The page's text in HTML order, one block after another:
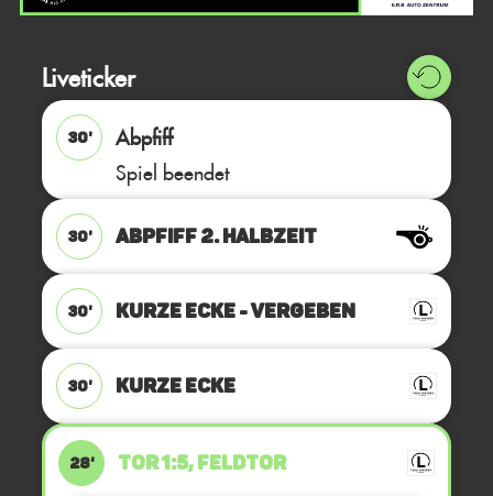
Liveticker
30'
Abpfiff
Spiel beendet
30' ABPFIFF 2. Halbzeit
30' KURZE ECKE - VERGEBEN
30' KURZE ECKE
28' TOR 1:5, FELDTOR